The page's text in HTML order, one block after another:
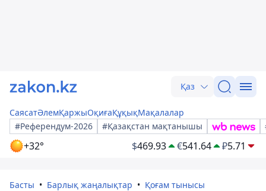
Қаз
СаясатӘлемҚаржыОқиғаҚұқықМақалалар
#Референдум-2026
#Қазақстан мақтанышы
+32° $469.93 €541.64 ₽5.71
Басты Барлық жаңалықтар Қоғам тынысы